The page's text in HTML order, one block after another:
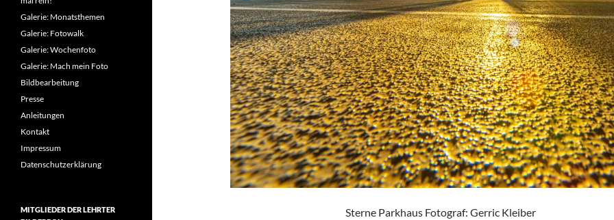
Sterne Parkhaus Fotograf: Gerric Kleiber
Galerie: Monatsthemen
Galerie: Fotowalk
Galerie: Wochenfoto
Galerie: Mach mein Foto
Bildbearbeitung
Presse
Anleitungen
Kontakt
Impressum
Datenschutzerklärung
MITGLIEDER DER LEHRTER